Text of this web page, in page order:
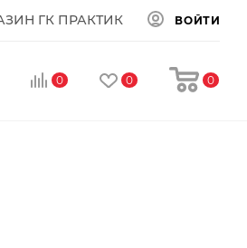
ГК ПРАКТИК ВОЙТИ
0 0 0